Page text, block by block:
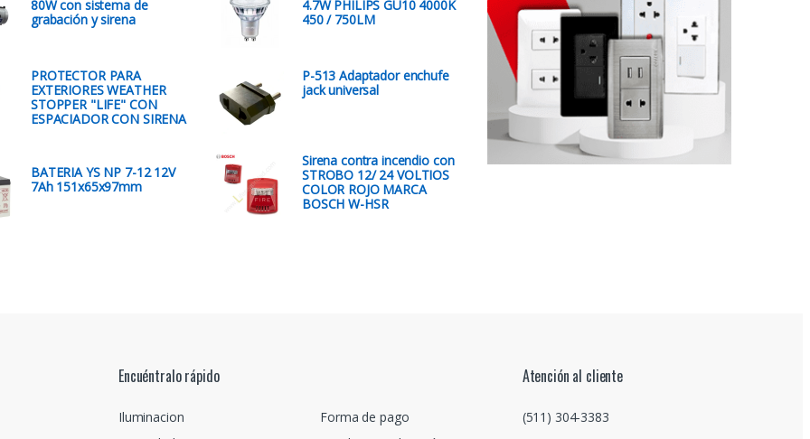
80W con sistema de
grabación y sirena
PROTECTOR PARA
EXTERIORES WEATHER
STOPPER "LIFE" CON
ESPACIADOR CON SIRENA
BATERIA YS NP 7-12 12V
7Ah 151x65x97mm
4.7W PHILIPS GU10 4000K
450 / 750LM
P-513 Adaptador enchufe
jack universal
Sirena contra incendio con
STROBO 12/ 24 VOLTIOS
COLOR ROJO MARCA
BOSCH W-HSR
Encuéntralo rápido
Iluminacion
Forma de pago
Atención al cliente
(511) 304-3383